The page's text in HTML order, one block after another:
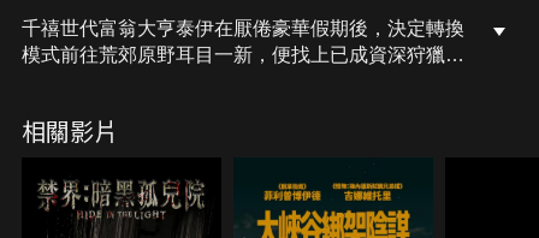
千禧世代富翁大亨泰伊在厭倦豪華假期後，決定轉換
模式前往荒郊原野耳目一新，便找上已成資深狩獵管
區，令這場本該放鬆身心的狩獵之旅，頓時變成驚心
動魄的血腥遊戲，他們能否在貓捉老鼠的生死關頭中
逃出生天？
相關影片